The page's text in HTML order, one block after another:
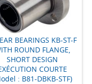
BEARINGS KB-ST-F
ROUND FLANGE,
SHORT DESIGN
COURTE
: B81-DBKB-STF)